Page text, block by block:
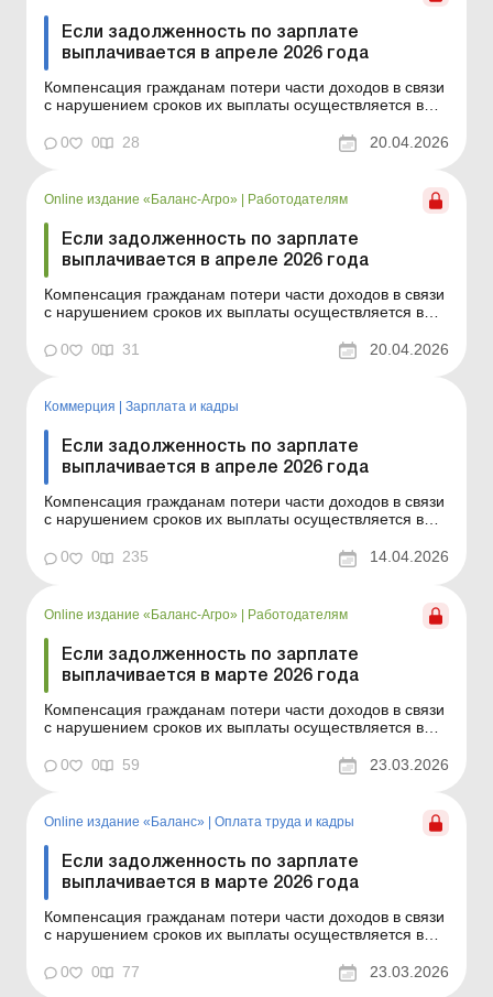
Если задолженность по зарплате
выплачивается в апреле 2026 года
Компенсация гражданам потери части доходов в связи
с нарушением сроков их выплаты осуществляется в
календарных месяцев в соответствии с Порядком,
утвержденным постановлением КМУ от 21.02.2001 №
произведение нач...
0 0 28 20.04.2026
Online издание «Баланс-Агро» Работодателям
Если задолженность по зарплате
выплачивается в апреле 2026 года
Компенсация гражданам потери части доходов в связи
с нарушением сроков их выплаты осуществляется в
календарных месяцев в соответствии с Порядком,
утвержденным постановлением КМУ от 21.02.2001 №
произведение нач...
0 0 31 20.04.2026
Коммерция Зарплата и кадры
Если задолженность по зарплате
выплачивается в апреле 2026 года
Компенсация гражданам потери части доходов в связи
с нарушением сроков их выплаты осуществляется в
календарных месяцев в соответствии с Порядком,
утвержденным постановлением КМУ от 21.02.2001 №
произведение начисле...
0 0 235 14.04.2026
Online издание «Баланс-Агро» | Работодателям
Если задолженность по зарплате
выплачивается в марте 2026 года
Компенсация гражданам потери части доходов в связи
с нарушением сроков их выплаты осуществляется в
календарных месяцев в соответствии с Порядком,
утвержденным постановлением КМУ от 21.02.2001 №
произведение начис...
0 0 59 23.03.2026
Online издание «Баланс» | Оплата труда и кадры
Если задолженность по зарплате
выплачивается в марте 2026 года
Компенсация гражданам потери части доходов в связи
с нарушением сроков их выплаты осуществляется в
календарных месяцев в соответствии с Порядком,
утвержденным постановлением КМУ от 21.02.2001 №
0 0 77 23.03.2026